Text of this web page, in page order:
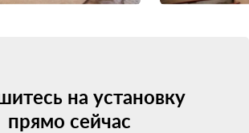
на установку
прямо сейчас